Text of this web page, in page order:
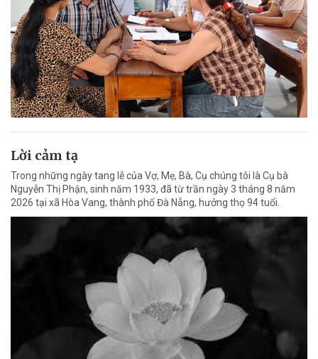
Lời cảm tạ
Trong những ngày tang lễ của Vợ, Mẹ, Bà, Cụ chúng tôi là Cụ bà
Nguyễn Thị Phận, sinh năm 1933, đã từ trần ngày 3 tháng 8 năm
2026 tại xã Hòa Vang, thành phố Đà Nẵng, hưởng thọ 94 tuổi.